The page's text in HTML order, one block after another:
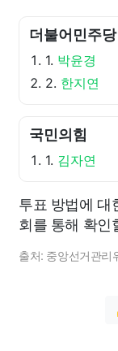
더불어민주당
1. 박윤경
2. 한지연
국민의힘
1. 김자연
투표 방법에 대
회를 통해 확인
출처: 중앙선거관리